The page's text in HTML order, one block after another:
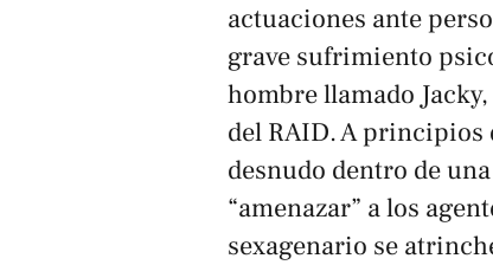
actuaciones ante
grave sufrimiento
hombre llamado
del RAID. A principios
desnudo dentro de
“amenazar” a los
sexagenario se